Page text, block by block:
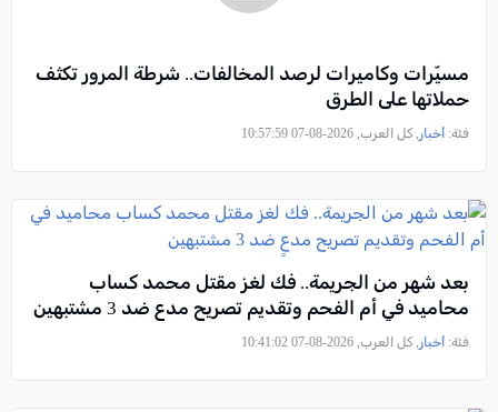
مسيّرات وكاميرات لرصد المخالفات.. شرطة المرور تكثف
حملاتها على الطرق
فئة: أخبار , كل العرب, 2026-08-07 10:57:59
بعد شهر من الجريمة.. فك لغز مقتل محمد كساب
محاميد في أم الفحم وتقديم تصريح مدعٍ ضد 3 مشتبهين
فئة: أخبار , كل العرب, 2026-08-07 10:41:02